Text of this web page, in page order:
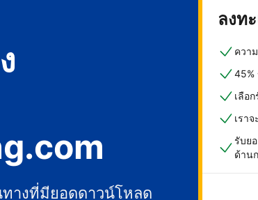
ทางที่มียอดดาวน์โหลด
ลงท
ควา
45%
เลือ
เรา
รับย
ด้าน